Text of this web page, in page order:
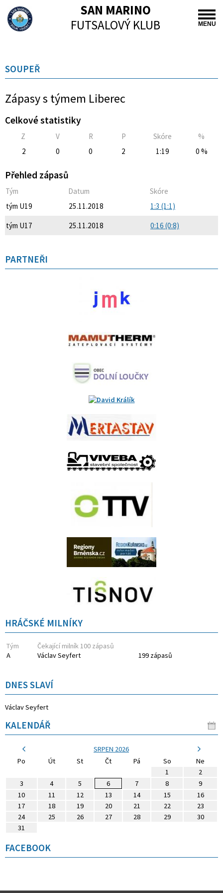
MENU
SAN MARINO
FUTSALOVÝ KLUB
SOUPEŘ
Zápasy s týmem Liberec
Celkové statistiky
Z V R P Skóre
%
2
0 0 2 1:19 0 %
Přehled zápasů
Tým Datum
Skóre
tým U19
25.11.2018 1:3 (1:1)
tým U17 25.11.2018 0:16 (0:8)
PARTNEŘI
HRÁČSKÉ MILNÍKY
Tým
Čekající milník 100 zápasů
A
Václav Seyfert 199 zápasů
DNES SLAVÍ
Václav Seyfert
KALENDÁŘ
SRPEN 2026
Po
Út St Čt Pá So
Ne
1
2
3
4 5 6 7 8
9
10
11 12 13 14 15
16
17
18 19 20 21 22
23
24
25 26 27 28 29
30
31
FACEBOOK